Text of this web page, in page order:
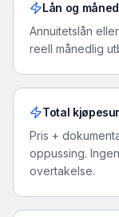
Lån og
Annuitetslån
reell månedlig
Total
Pris +
oppussing.
overtakelse.